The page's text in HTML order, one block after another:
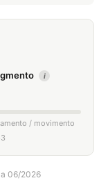
i
/ movimento
a 06/2026